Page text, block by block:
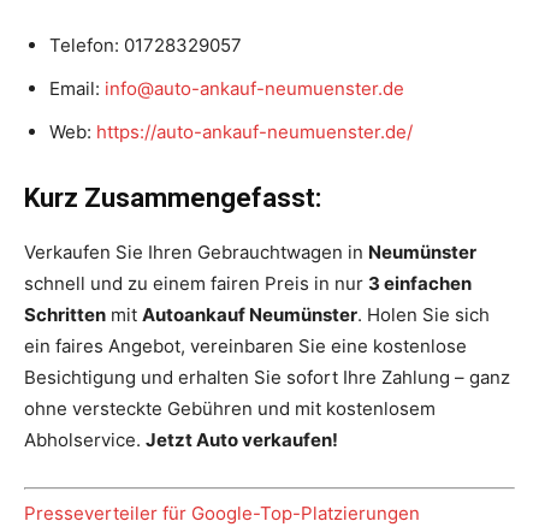
Telefon: 01728329057
Email: info@auto-ankauf-neumuenster.de
Web: https://auto-ankauf-neumuenster.de/
Kurz Zusammengefasst:
Verkaufen Sie Ihren Gebrauchtwagen in Neumünster
schnell und zu einem fairen Preis in nur 3 einfachen
Schritten mit Autoankauf Neumünster. Holen Sie sich
ein faires Angebot, vereinbaren Sie eine kostenlose
Besichtigung und erhalten Sie sofort Ihre Zahlung – ganz
ohne versteckte Gebühren und mit kostenlosem
Abholservice. Jetzt Auto verkaufen!
Presseverteiler für Google-Top-Platzierungen